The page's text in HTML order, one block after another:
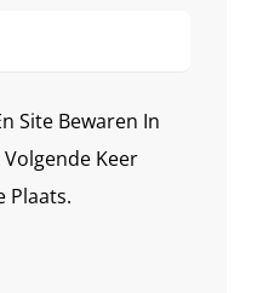
Site Bewaren In
Keer
Plaats.